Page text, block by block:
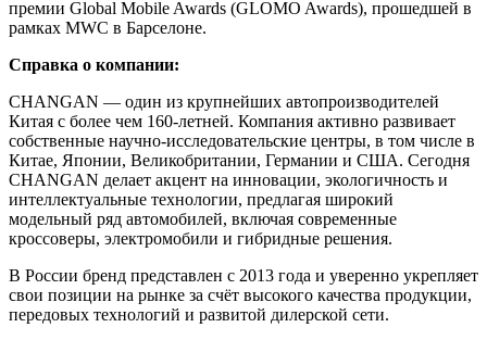
премии Global Mobile Awards (GLOMO Awards), прошедшей в
рамках MWC в Барселоне.
Справка о компании:
CHANGAN — один из крупнейших автопроизводителей
Китая с более чем 160-летней. Компания активно развивает
собственные научно-исследовательские центры, в том числе в
Китае, Японии, Великобритании, Германии и США. Сегодня
CHANGAN делает акцент на инновации, экологичность и
интеллектуальные технологии, предлагая широкий
модельный ряд автомобилей, включая современные
кроссоверы, электромобили и гибридные решения.
В России бренд представлен с 2013 года и уверенно укрепляет
свои позиции на рынке за счёт высокого качества продукции,
передовых технологий и развитой дилерской сети.